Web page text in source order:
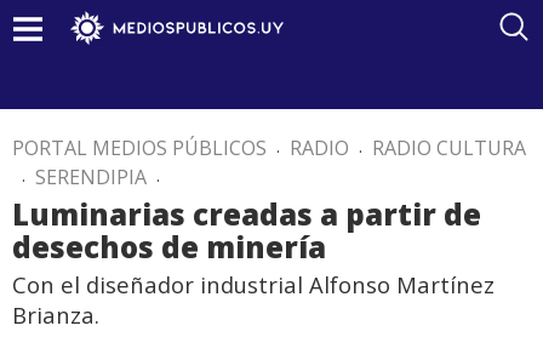
PORTAL MEDIOS PÚBLICOS . RADIO . RADIO CULTURA
. SERENDIPIA .
Luminarias creadas a partir de
desechos de minería
Con el diseñador industrial Alfonso Martínez
Brianza.